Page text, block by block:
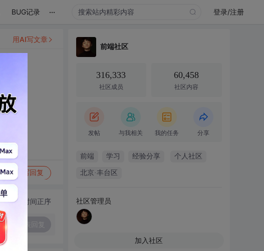
BUG记录 ... 登录/注册
写回复
用AI写文章
切换为时间正序
前端社区
316,333
社区成员
60,458
社区内容
发帖 与我相关 我的任务 分享
前端 学习 经验分享 个人社区
北京·丰台区
社区管理员
加入社区